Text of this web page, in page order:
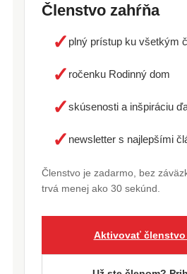
Členstvo zahŕňa
✓ plný prístup ku všetkým
✓ ročenku Rodinný dom
✓skúsenosti a inšpiráciu
✓ newsletter s najlepšími
Členstvo je zadarmo, bez
trvá menej ako 30 sekúnd.
Aktivovať členstvo